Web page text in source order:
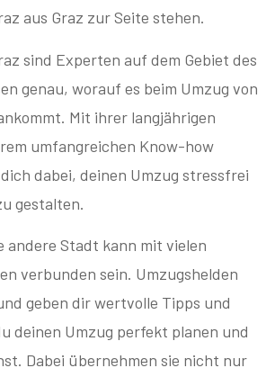
aus Graz zur Seite stehen.
sind Experten auf dem Gebiet des
genau, worauf es beim Umzug von
Mit ihrer langjährigen
umfangreichen Know-how
dabei, deinen Umzug stressfrei
gestalten.
andere Stadt kann mit vielen
verbunden sein. Umzugshelden
geben dir wertvolle Tipps und
deinen Umzug perfekt planen und
Dabei übernehmen sie nicht nur